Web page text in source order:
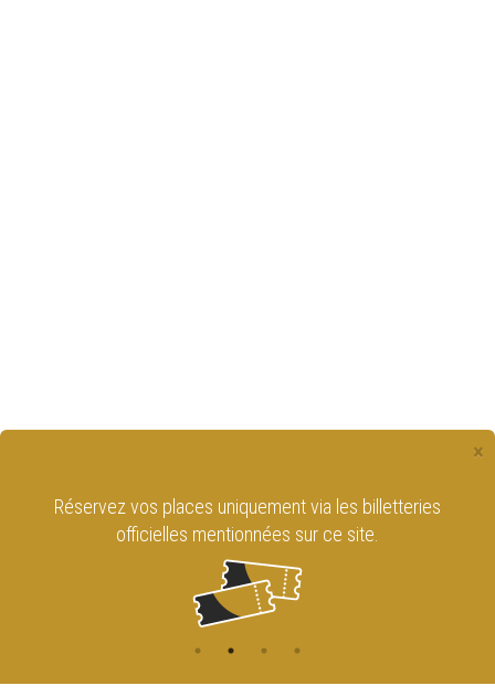
×
Réservez vos places uniquement via les billetteries
officielles mentionnées sur ce site.